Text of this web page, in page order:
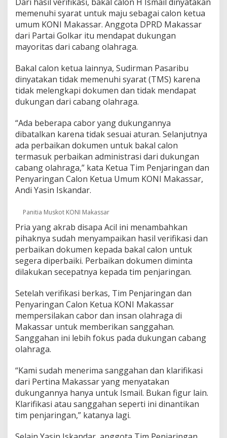
N
I
M
a
k
a
s
a
r
,
S
d
i
r
m
a
n
D
a
a
k
a
n
M
memenuhi syarat untuk maju sebagai calon ketua
umum KONI Makassar. Anggota DPRD Makassar
dari Partai Golkar itu mendapat dukungan
mayoritas dari cabang olahraga.
Bakal calon ketua lainnya, Sudirman Pasaribu
dinyatakan tidak memenuhi syarat (TMS) karena
tidak melengkapi dokumen dan tidak mendapat
dukungan dari cabang olahraga.
“Ada beberapa cabor yang dukungannya
dibatalkan karena tidak sesuai aturan. Selanjutnya
ada perbaikan dokumen untuk bakal calon
termasuk perbaikan administrasi dari dukungan
cabang olahraga,” kata Ketua Tim Penjaringan dan
Penyaringan Calon Ketua Umum KONI Makassar,
Andi Yasin Iskandar.
Panitia Muskot KONI Makassar
Pria yang akrab disapa Acil ini menambahkan
pihaknya sudah menyampaikan hasil verifikasi dan
perbaikan dokumen kepada bakal calon untuk
segera diperbaiki. Perbaikan dokumen diminta
dilakukan secepatnya kepada tim penjaringan.
Setelah verifikasi berkas, Tim Penjaringan dan
Penyaringan Calon Ketua KONI Makassar
mempersilakan cabor dan insan olahraga di
Makassar untuk memberikan sanggahan.
Sanggahan ini lebih fokus pada dukungan cabang
olahraga.
“Kami sudah menerima sanggahan dan klarifikasi
dari Pertina Makassar yang menyatakan
dukungannya hanya untuk Ismail. Bukan figur lain.
Klarifikasi atau sanggahan seperti ini dinantikan
tim penjaringan,” katanya lagi.